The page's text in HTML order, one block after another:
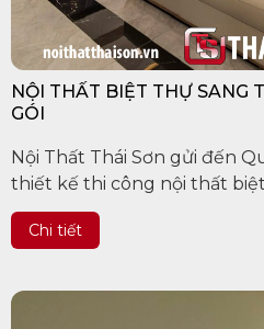
NỘI THẤT BIỆT THỰ SANG
GÓI
Nội Thất Thái Sơn gửi đến
thiết kế thi công nội thất
Biên Hòa xinh đẹp.
Chi tiết